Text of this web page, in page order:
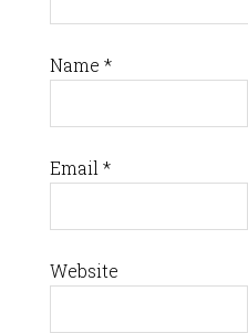
Name *
Email *
Website